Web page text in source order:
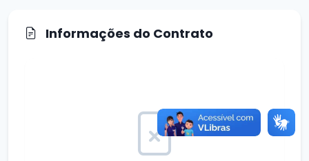
Informações do Contrato